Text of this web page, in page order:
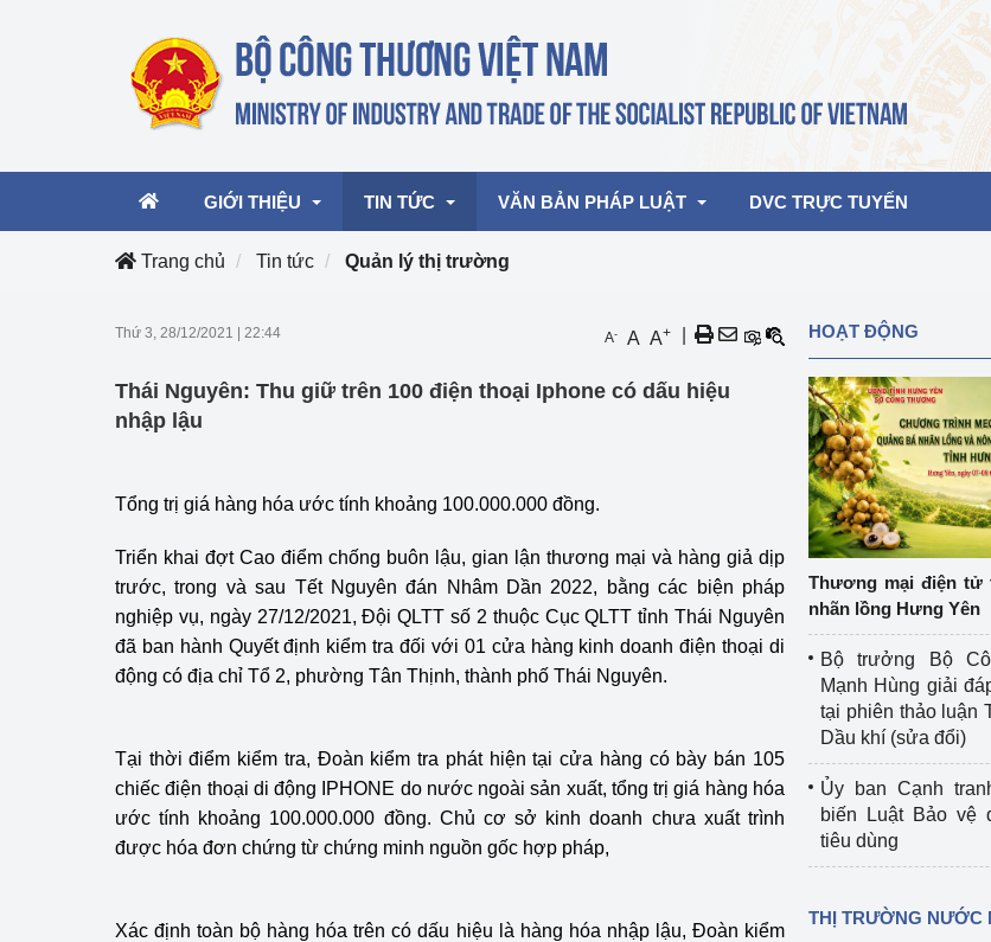
GIỚI THIỆU
Cơ cấu tổ chức
TIN TỨC
Hoạt động của Lãnh đạo Bộ
mại, Dịch vụ Việt Nam 2026
Hoạt động của Bộ trưởng
Công Thương - Công luậnHọp báo
Thông cáo báo chí
Điểm báo
Chuyển đổi số
Lịch sử phát triển
Phát triển nguồn nhân lực
Phát triển bền vững
Tổ chức kiểm định
Tổ chức kiểm định kỹ thuật an toàn lao
VĂN BẢN PHÁP LUẬT DVC TRỰC TUYẾN
Trang chủ Tin tức Quản lý thị trường
Thứ 3, 28/12/2021 22:44 A- A A+
Thái Nguyên: Thu giữ trên 100 điện thoại Iphone có dấu hiệu
nhập lậu
Tổng trị giá hàng hóa ước tính khoảng 100.000.000 đồng.
Triển khai đợt Cao điểm chống buôn lậu, gian lận thương mại và hàng giả dịp
trước, trong và sau Tết Nguyên đán Nhâm Dần 2022, bằng các biện pháp
nghiệp vụ, ngày 27/12/2021, Đội QLTT số 2 thuộc Cục QLTT tỉnh Thái Nguyên
đã ban hành Quyết định kiểm tra đối với 01 cửa hàng kinh doanh điện thoại di
động có địa chỉ Tổ 2, phường Tân Thịnh, thành phố Thái Nguyên.
Tại thời điểm kiểm tra, Đoàn kiểm tra phát hiện tại cửa hàng có bày bán 105
chiếc điện thoại di động IPHONE do nước ngoài sản xuất, tổng trị giá hàng hóa
ước tính khoảng 100.000.000 đồng. Chủ cơ sở kinh doanh chưa xuất trình
được hóa đơn chứng từ chứng minh nguồn gốc hợp pháp,
Xác định toàn bộ hàng hóa trên có dấu hiệu là hàng hóa nhập lậu, Đoàn kiểm
HOẠT ĐỘNG
Thương mại điện tử
nhãn lồng Hưng Yên
Bộ trưởng Bộ
Mạnh Hùng giải
tại phiên thảo luận
Dầu khí (sửa đổi)
Ủy ban Cạnh
biến Luật Bảo vệ
tiêu dùng
THỊ TRƯỜNG NƯỚC